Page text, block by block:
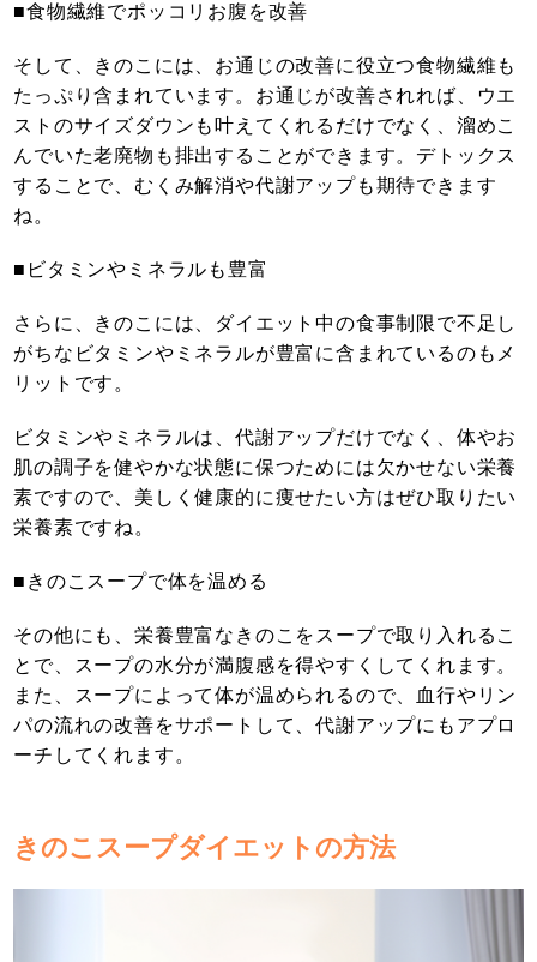
■食物繊維でポッコリお腹を改善
そして、きのこには、お通じの改善に役立つ食物繊維も
たっぷり含まれています。お通じが改善されれば、ウエ
ストのサイズダウンも叶えてくれるだけでなく、溜めこ
んでいた老廃物も排出することができます。デトックス
することで、むくみ解消や代謝アップも期待できます
ね。
■ビタミンやミネラルも豊富
さらに、きのこには、ダイエット中の食事制限で不足し
がちなビタミンやミネラルが豊富に含まれているのもメ
リットです。
ビタミンやミネラルは、代謝アップだけでなく、体やお
肌の調子を健やかな状態に保つためには欠かせない栄養
素ですので、美しく健康的に痩せたい方はぜひ取りたい
栄養素ですね。
■きのこスープで体を温める
その他にも、栄養豊富なきのこをスープで取り入れるこ
とで、スープの水分が満腹感を得やすくしてくれます。
また、スープによって体が温められるので、血行やリン
パの流れの改善をサポートして、代謝アップにもアプロ
ーチしてくれます。
きのこスープダイエットの方法